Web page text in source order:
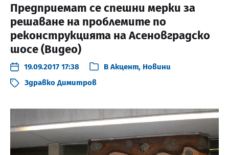
Предприемат се спешни мерки за
решаване на проблемите по
реконструкцията на Асеновградско
шосе (Видео)
19.09.2017 17:38 В Акцент, Новини
Здравко Димитров